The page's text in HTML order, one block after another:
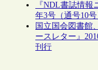
『NDL書誌情報
年3号（通号10号
国立国会図書館
ースレター』
刊行